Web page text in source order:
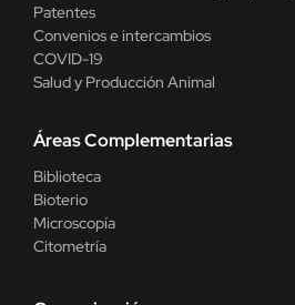
Patentes
Convenios e intercambios
COVID-19
Salud y Producción Animal
Áreas Complementarias
Biblioteca
Bioterio
Microscopía
Citometría